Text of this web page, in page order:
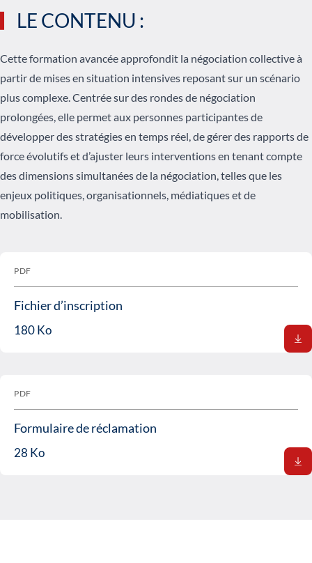
LE CONTENU :
Cette formation avancée approfondit la négociation collective à
partir de mises en situation intensives reposant sur un scénario
plus complexe. Centrée sur des rondes de négociation
prolongées, elle permet aux personnes participantes de
développer des stratégies en temps réel, de gérer des rapports de
force évolutifs et d’ajuster leurs interventions en tenant compte
des dimensions simultanées de la négociation, telles que les
enjeux politiques, organisationnels, médiatiques et de
mobilisation.
PDF
Fichier d’inscription
180 Ko
PDF
Formulaire de réclamation
28 Ko